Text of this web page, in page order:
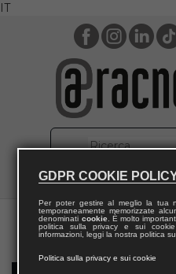
IT
GDPR COOKIE
Per poter gestire al meglio la tua
temporaneamente memorizzate
denominati cookie. È molto
politica sulla privacy e sui
informazioni, leggi la nostra politica
Politica sulla privacy e sui cookie